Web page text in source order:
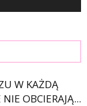
W KAŻDĄ
OBCIERAJĄ...